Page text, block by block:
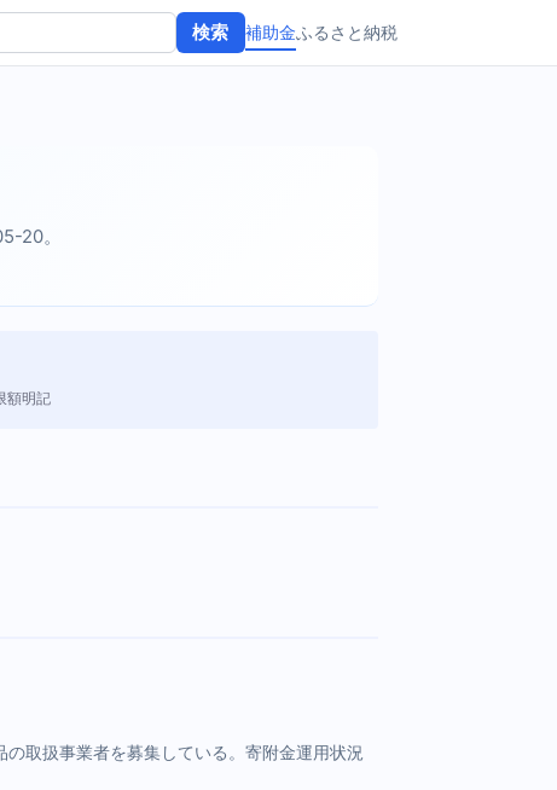
検索 補助金ふるさと納税
20。
額明記
取扱事業者を募集している。寄附金運用状況